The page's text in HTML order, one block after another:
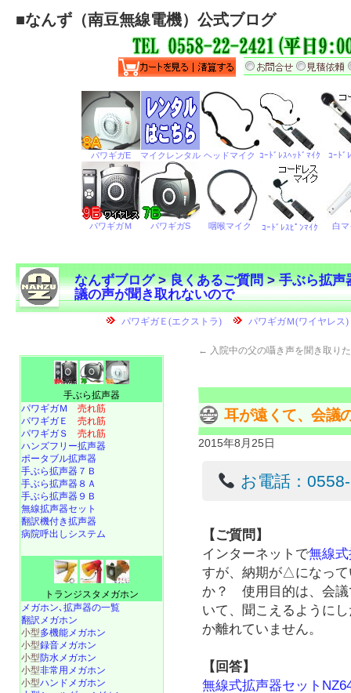
■なんず（南豆無線電機）公式ブログ
なんずブログ>良くあるご質問>手ぶら拡声
議の声が聞き取れないので
← 入院中の父の囁き声を聞き取り
耳が遠くて、会議
2015年8月25日
お電話：
【ご質問】
インターネットで無線
すが、納期が△になっ
か？ 使用目的は、会議
いて、聞こえるように
か離れていません。
【回答】
無線式拡声器セット
手ぶら拡声器
パワギガＭ 売れ筋
パワギガＥ 売れ筋
パワギガＳ 売れ筋
ハンズフリー拡声器
ポータブル拡声器
手ぶら拡声器７Ｂ
手ぶら拡声器８Ａ
手ぶら拡声器９Ｂ
無線拡声器セット
翻訳機付き拡声器
病院呼出しシステム
トランジスタメガホン
メガホン､拡声器の一覧
翻訳メガホン
小型多機能メガホン
小型録音メガホン
小型防水メガホン
小型非常用メガホン
小型ハンドメガホン